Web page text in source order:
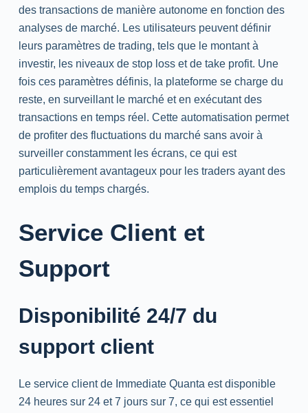
des transactions de manière autonome en fonction des
analyses de marché. Les utilisateurs peuvent définir
leurs paramètres de trading, tels que le montant à
investir, les niveaux de stop loss et de take profit. Une
fois ces paramètres définis, la plateforme se charge du
reste, en surveillant le marché et en exécutant des
transactions en temps réel. Cette automatisation permet
de profiter des fluctuations du marché sans avoir à
surveiller constamment les écrans, ce qui est
particulièrement avantageux pour les traders ayant des
emplois du temps chargés.
Service Client et
Support
Disponibilité 24/7 du
support client
Le service client de Immediate Quanta est disponible
24 heures sur 24 et 7 jours sur 7, ce qui est essentiel